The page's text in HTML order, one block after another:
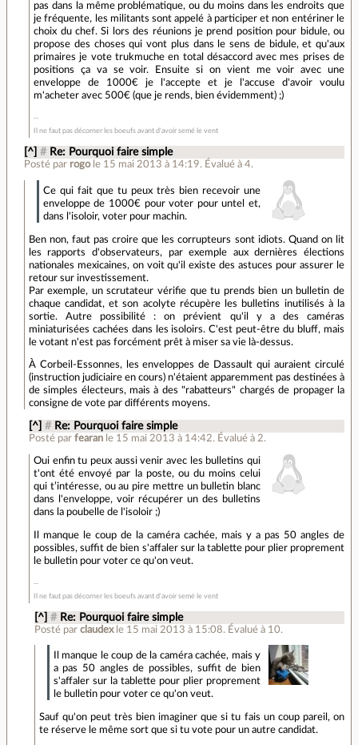
pas dans la même problématique, ou du moins dans les endroits que
je fréquente, les militants sont appelé à participer et non entériner le
choix du chef. Si lors des réunions je prend position pour bidule, ou
propose des choses qui vont plus dans le sens de bidule, et qu'aux
primaires je vote trukmuche en total désaccord avec mes prises de
positions ça va se voir. Ensuite si on vient me voir avec une
enveloppe de 1000€ je l'accepte et je l'accuse d'avoir voulu
m'acheter avec 500€ (que je rends, bien évidemment) ;)
Il ne faut pas décorner les boeufs avant d'avoir semé le vent
[^] # Re: Pourquoi faire simple
Posté par rogo le 15 mai 2013 à 14:19. Évalué à 4.
Ce qui fait que tu peux très bien recevoir une
enveloppe de 1000€ pour voter pour untel et,
dans l'isoloir, voter pour machin.
Ben non, faut pas croire que les corrupteurs sont idiots. Quand on lit
les rapports d'observateurs, par exemple aux dernières élections
nationales mexicaines, on voit qu'il existe des astuces pour assurer le
retour sur investissement.
Par exemple, un scrutateur vérifie que tu prends bien un bulletin de
chaque candidat, et son acolyte récupère les bulletins inutilisés à la
sortie. Autre possibilité : on prévient qu'il y a des caméras
miniaturisées cachées dans les isoloirs. C'est peut-être du bluff, mais
le votant n'est pas forcément prêt à miser sa vie là-dessus.
À Corbeil-Essonnes, les enveloppes de Dassault qui auraient circulé
(instruction judiciaire en cours) n'étaient apparemment pas destinées à
de simples électeurs, mais à des "rabatteurs" chargés de propager la
consigne de vote par différents moyens.
[^] # Re: Pourquoi faire simple
Posté parfearan le 15 mai 2013 à 14:42. Évalué à 2.
Oui enfin tu peux aussi venir avec les bulletins qui
t'ont été envoyé par la poste, ou du moins celui
qui t’intéresse, ou au pire mettre un bulletin blanc
dans l'enveloppe, voir récupérer un des bulletins
dans la poubelle de l'isoloir ;)
Il manque le coup de la caméra cachée, mais y a pas 50 angles de
possibles, suffit de bien s'affaler sur la tablette pour plier proprement
le bulletin pour voter ce qu'on veut.
Il ne faut pas décorner les boeufs avant d'avoir semé le vent
[^] # Re: Pourquoi faire simple
Posté par claudex le 15 mai 2013 à 15:08. Évalué à 10.
Il manque le coup de la caméra cachée, mais y
a pas 50 angles de possibles, suffit de bien
s'affaler sur la tablette pour plier proprement
le bulletin pour voter ce qu'on veut.
Sauf qu'on peut très bien imaginer que si tu fais un coup pareil, on
te réserve le même sort que si tu vote pour un autre candidat.